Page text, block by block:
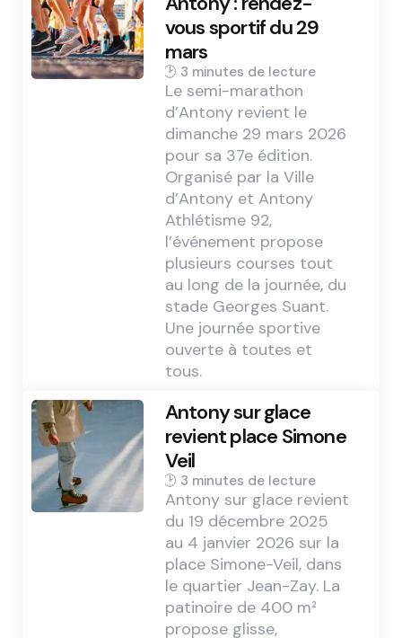
vous sportif du 29
mars
3 min
Le semi-marathon
d’Antony revient le
dimanche 29 mars 2026
pour sa 37e édition.
Organisé par la Ville
d’Antony et Antony
Athlétisme 92,
l’événement propose
plusieurs courses tout
au long de la journée, du
stade Georges Suant.
Une journée sportive
ouverte à toutes et
tous.
Antony sur glace
revient place Simone
Veil
3 min
Antony sur glace revient
du 19 décembre 2025
au 4 janvier 2026 sur la
place Simone-Veil, dans
le quartier Jean-Zay. La
patinoire de 400 m²
propose glisse,